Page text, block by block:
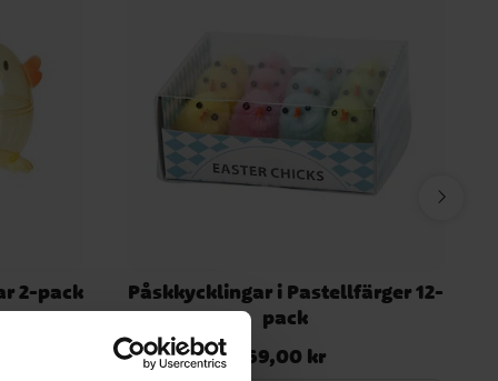
2-pack
Påskkycklingar i Pastellfärger 12-
pack
Pris:69,00 kr
69,00 kr